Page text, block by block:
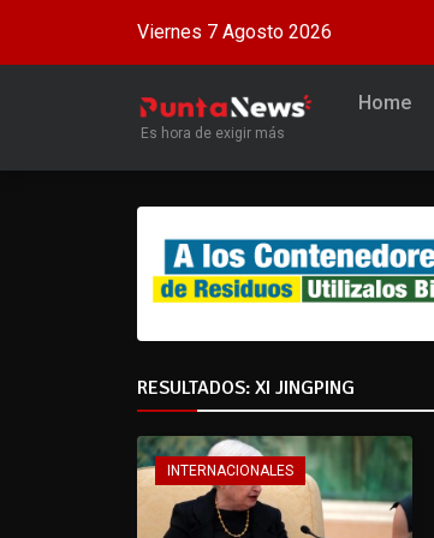
Viernes 7 Agosto 2026
Es hora de exigir más
Home
RESULTADOS: XI JINGPING
INTERNACIONALES